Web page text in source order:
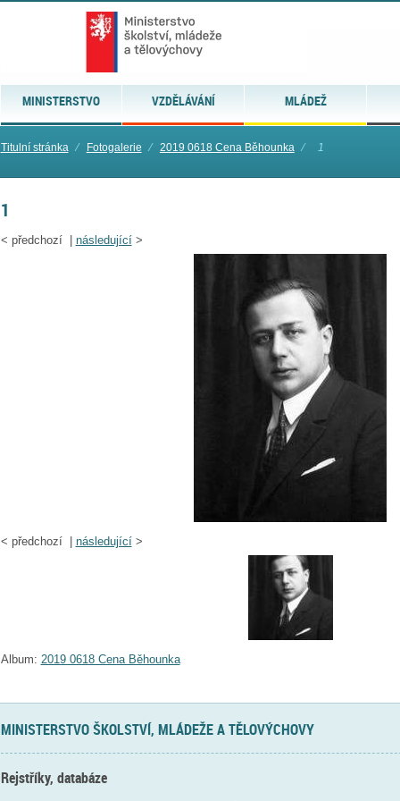
MINISTERSTVO VZDĚLÁVÁNÍ MLÁDEŽ
Titulní stránka ⁄ Fotogalerie ⁄ 2019 0618 Cena Běhounka ⁄ 1
1
< předchozí | následující>
< předchozí | následující>
Album: 2019 0618 Cena Běhounka
MINISTERSTVO ŠKOLSTVÍ, MLÁDEŽE A TĚLOVÝCHOVY
Rejstříky, databáze